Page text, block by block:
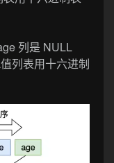
列是 NULL
列表用十六进制